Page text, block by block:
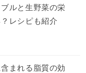
ルと生野菜の栄
レシピも紹介
まれる脂質の効